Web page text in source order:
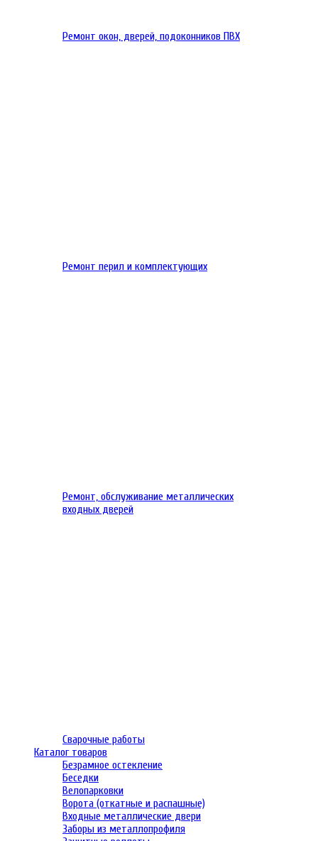
Ремонт окон, дверей, подоконников ПВХ
Ремонт перил и комплектующих
Ремонт, обслуживание металлических
входных дверей
Сварочные работы
Каталог товаров
Безрамное остекление
Беседки
Велопарковки
Ворота (откатные и распашные)
Входные металлические двери
Заборы из металлопрофиля